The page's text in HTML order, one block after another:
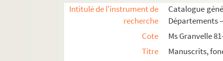
Intitulé de l'instrument de
recherche
Catalogue
Départements
Cote
Ms Granvelle
Titre
Manuscrits,
Ms Granvelle 85. Lettres à Jacques de
Ms Granvelle 86. Apologie de l'empereur
Ms Granvelle 87. « Lettres à messieurs de
Ms Granvelle 88. « Lettres à messieurs de